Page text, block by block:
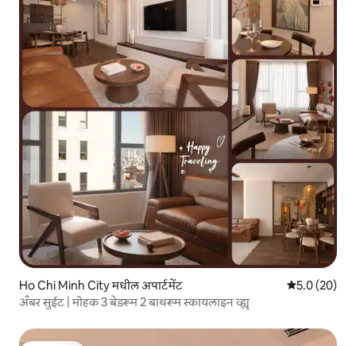
Ho Chi Minh City मधील अपार्टमेंट 5 पैकी 5.0
5.0 (20)
अँबर सुईट | मोहक 3 बेडरूम 2 बाथरूम स्कायलाइन व्ह्यू